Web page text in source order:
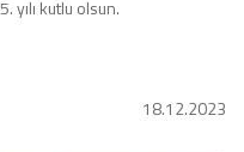
yılı kutlu olsun.
18.12.2023